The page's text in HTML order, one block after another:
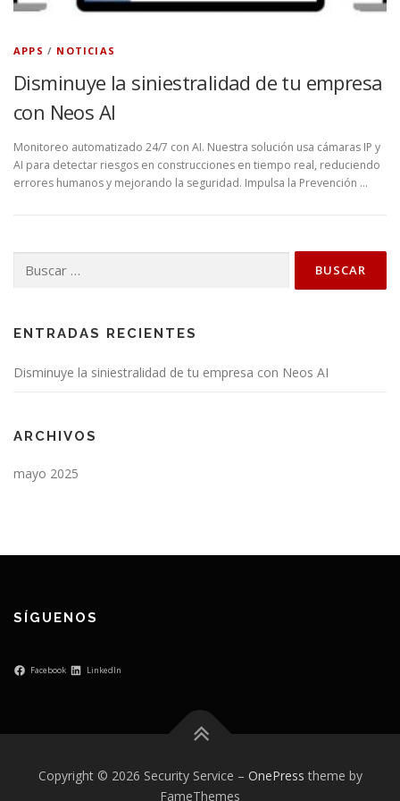
APPS / NOTICIAS
Disminuye la siniestralidad de tu empresa
con Neos AI
Monitoreo automatizado 24/7 con AI. Nuestra solución usa cámaras IP y
AI para detectar riesgos en construcciones en tiempo real, reduciendo
errores humanos y mejorando la seguridad. Impulsa la Prevención …
ENTRADAS RECIENTES
Disminuye la siniestralidad de tu empresa con Neos AI
ARCHIVOS
mayo 2025
SÍGUENOS
Facebook LinkedIn
Copyright © 2026 Security Service – OnePress theme by
FameThemes